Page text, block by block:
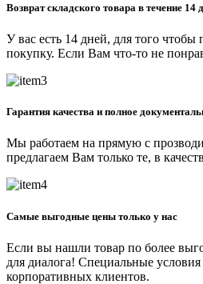
Возврат складского товара в течение 14
У вас есть 14 дней, для того чтобы
покупку. Если Вам что-то не
Гарантия качества и полное
Мы работаем на прямую с
предлагаем Вам только те, в
Самые выгодные цены только у нас
Если вы нашли товар по более
для диалога! Специальные
корпоративных клиентов.